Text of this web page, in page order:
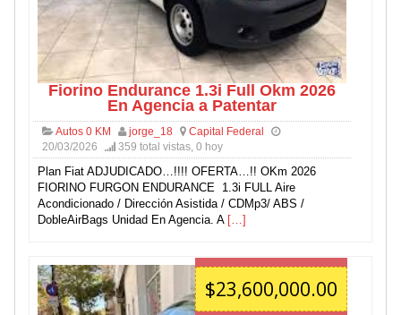
Fiorino Endurance 1.3i Full Okm 2026
En Agencia a Patentar
Autos 0 KM jorge_18
Capital Federal
20/03/2026
359 total vistas, 0 hoy
Plan Fiat ADJUDICADO…!!!! OFERTA…!! OKm 2026
FIORINO FURGON ENDURANCE 1.3i FULL Aire
Acondicionado / Dirección Asistida / CDMp3/ ABS /
DobleAirBags Unidad En Agencia. A […]
$23,600,000.00